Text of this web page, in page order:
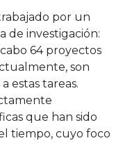
por un
de investigación:
64 proyectos
son
estas tareas.
que han sido
tiempo, cuyo foco